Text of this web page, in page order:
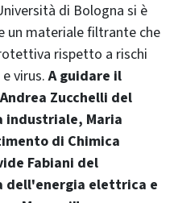
di Bologna si è
un materiale filtrante che
rispetto a rischi
virus.A guidare il
Zucchelli del
industriale, Maria
di Chimica
Fabiani del
dell'energia elettrica e